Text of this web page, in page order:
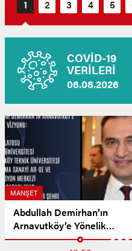
COVİD-19
VERİLERİ
06.08.2026
MANŞET
Abdullah Demirhan’ın
Arnavutköy’e Yönelik
Vizyonu…